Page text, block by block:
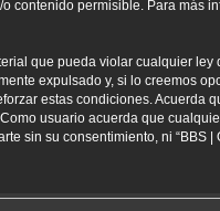
contenido permisible. Para más
que pueda violar cualquier ley
expulsado y, si lo creemos
estas condiciones. Acuerda
usuario acuerda que
sin su consentimiento, ni “BBS |